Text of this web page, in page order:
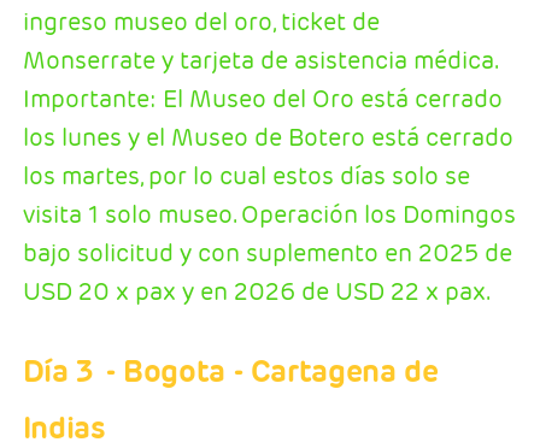
ingreso museo del oro, ticket de
Monserrate y tarjeta de asistencia médica.
Importante: El Museo del Oro está cerrado
los lunes y el Museo de Botero está cerrado
los martes, por lo cual estos días solo se
visita 1 solo museo. Operación los Domingos
bajo solicitud y con suplemento en 2025 de
USD 20 x pax y en 2026 de USD 22 x pax.
Día 3 - Bogota - Cartagena de
Indias